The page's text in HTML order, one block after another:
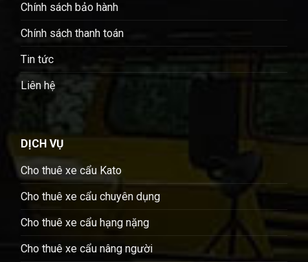
Chính sách bảo hành
Chính sách thanh toán
Tin tức
Liên hệ
DỊCH VỤ
Cho thuê xe cẩu Kato
Cho thuê xe cẩu chuyên dụng
Cho thuê xe cẩu hạng nặng
Cho thuê xe cẩu nâng người